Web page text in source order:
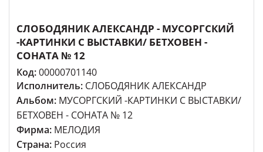
СЛОБОДЯНИК АЛЕКСАНДР - МУСОРГСКИЙ
-КАРТИНКИ С ВЫСТАВКИ/ БЕТХОВЕН -
СОНАТА № 12
Код:00000701140
Исполнитель: СЛОБОДЯНИК АЛЕКСАНДР
Альбом: МУСОРГСКИЙ -КАРТИНКИ С ВЫСТАВКИ/
БЕТХОВЕН - СОНАТА № 12
Фирма: МЕЛОДИЯ
Страна: Россия